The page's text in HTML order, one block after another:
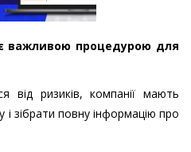
є важливою процедурою для
від ризиків, компанії мають
зібрати повну інформацію про